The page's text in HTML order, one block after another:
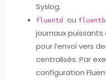
Syslog.
fluentd ou
journaux
pour l’envoi vers
centralisés. Par
configuration